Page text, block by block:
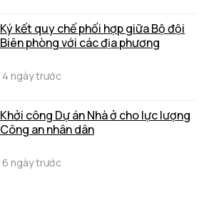
Ký kết quy chế phối hợp giữa Bộ đội
Biên phòng với các địa phương
4 ngày trước
Khởi công Dự án Nhà ở cho lực lượng
Công an nhân dân
6 ngày trước